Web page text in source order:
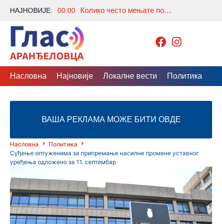
НАЈНОВИЈЕ: 00:00 Колико често мењате постељину? Многи праве исту грешку, а стручњаци откривају колико је заиста потребно
Насловна Најновије Локалне вести Политика
ВАША РЕКЛАМА МОЖЕ БИТИ ОВДЕ
Насловна
Политика
Суђење оптуженима за припремање насилне промене уставног
уређења одложено за 11. септембар